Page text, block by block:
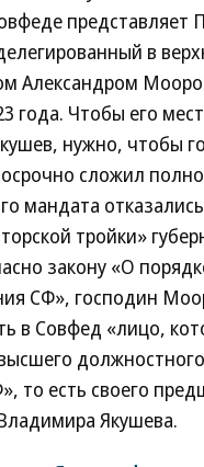
представляет
в
Александром
года. Чтобы его
нужно, чтобы
сложил
мандата
тройки»
закону «О
СФ», господин
в Совфед «лицо,
то есть своего
Якушева.